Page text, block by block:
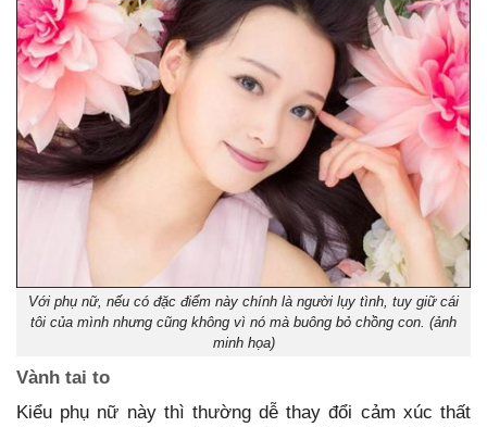
Với phụ nữ, nếu có đặc điểm này chính là người lụy tình, tuy giữ cái
tôi của mình nhưng cũng không vì nó mà buông bỏ chồng con. (ảnh
minh họa)
Vành tai to
Kiểu phụ nữ này thì thường dễ thay đổi cảm xúc thất